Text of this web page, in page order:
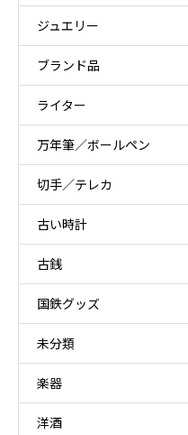
ジュエリー
ブランド品
ライター
万年筆／ボールペン
切手／テレカ
古い時計
古銭
国鉄グッズ
未分類
楽器
洋酒